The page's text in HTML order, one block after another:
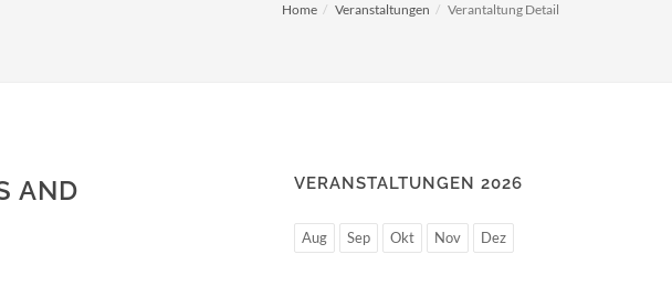
Home Veranstaltungen Verantaltung Detail
AND
VERANSTALTUNGEN 2026
Aug Sep Okt Nov Dez